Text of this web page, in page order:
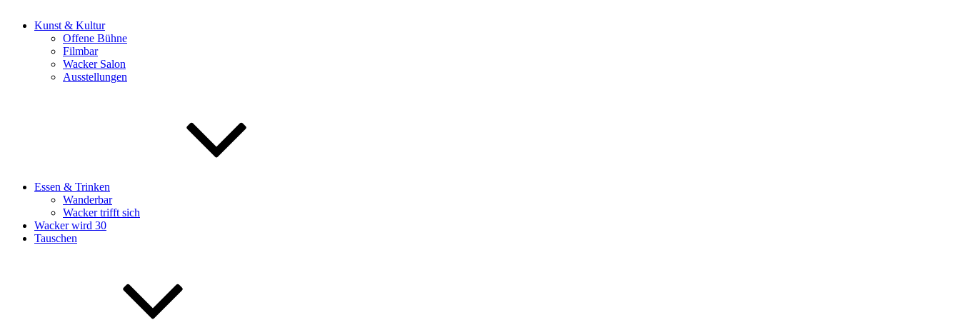
Kunst & Kultur
Offene Bühne
Filmbar
Wacker Salon
Ausstellungen
Essen & Trinken
Wanderbar
Wacker trifft sich
Wacker wird 30
Tauschen